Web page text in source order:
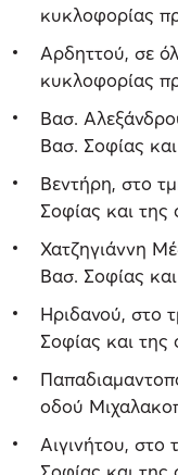
κυκλοφορίας
Αρδηττού, σε
κυκλοφορίας
Βασ.
Βασ. Σοφίας
Βεντήρη, στο
Σοφίας και
Χατζηγιάννη
Βασ. Σοφίας
Ηριδανού, στο
Σοφίας και
οδού
Αιγινήτου, στο